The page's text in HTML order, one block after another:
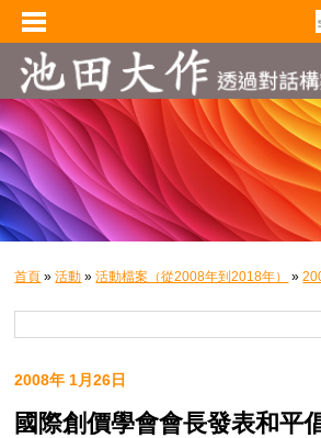
首頁 »活動 »活動檔案（從2008年到2018年） »
2008年 1月26日
國際創價學會會長發表和平